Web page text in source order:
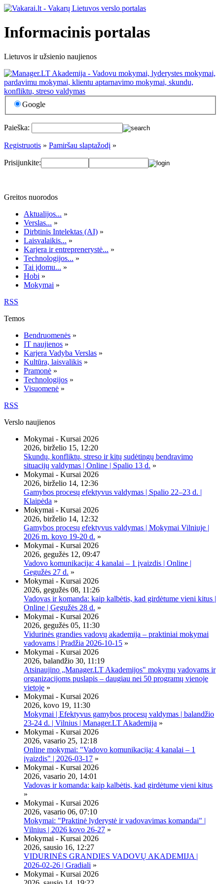
Informacinis portalas
Lietuvos ir užsienio naujienos
Google
Paieška:
Registruotis » Pamiršau slaptažodį »
Prisijunkite:
Greitos nuorodos
Aktualijos... »
Verslas... »
Dirbtinis Intelektas (AI) »
Laisvalaikis... »
Karjera ir entreprenerystė... »
Technologijos... »
Tai įdomu... »
Hobi »
Mokymai »
RSS
Temos
Bendruomenės »
IT naujienos »
Karjera Vadyba Verslas »
Kultūra, laisvalikis »
Pramonė »
Technologijos »
Visuomenė »
RSS
Verslo naujienos
Mokymai - Kursai 2026
2026, birželio 15, 12:20
Skundų, konfliktų, streso ir kitų sudėtingų bendravimo
situacijų valdymas | Online | Spalio 13 d. »
Mokymai - Kursai 2026
2026, birželio 14, 12:36
Gamybos procesų efektyvus valdymas | Spalio 22–23 d. |
Klaipėda »
Mokymai - Kursai 2026
2026, birželio 14, 12:32
Gamybos procesų efektyvus valdymas | Mokymai Vilniuje |
2026 m. kovo 19-20 d. »
Mokymai - Kursai 2026
2026, gegužės 12, 09:47
Vadovo komunikacija: 4 kanalai – 1 įvaizdis | Online |
Gegužės 27 d. »
Mokymai - Kursai 2026
2026, gegužės 08, 11:26
Vadovas ir komanda: kaip kalbėtis, kad girdėtume vieni kitus |
Online | Gegužės 28 d. »
Mokymai - Kursai 2026
2026, gegužės 05, 11:30
Vidurinės grandies vadovų akademija – praktiniai mokymai
vadovams | Pradžia 2026-10-15 »
Mokymai - Kursai 2026
2026, balandžio 30, 11:19
Atsinaujino „Manager.LT Akademijos" mokymų vadovams ir
organizacijoms puslapis – daugiau nei 50 programų vienoje
vietoje »
Mokymai - Kursai 2026
2026, kovo 19, 11:30
Mokymai | Efektyvus gamybos procesų valdymas | balandžio
23-24 d. | Vilnius | Manager.LT Akademija »
Mokymai - Kursai 2026
2026, vasario 25, 12:18
Online mokymai: "Vadovo komunikacija: 4 kanalai – 1
įvaizdis" | 2026-03-17 »
Mokymai - Kursai 2026
2026, vasario 20, 14:01
Vadovas ir komanda: kaip kalbėtis, kad girdėtume vieni kitus
»
Mokymai - Kursai 2026
2026, vasario 06, 07:10
Mokymai: "Praktinė lyderystė ir vadovavimas komandai" |
Vilnius | 2026 kovo 26-27 »
Mokymai - Kursai 2026
2026, sausio 16, 12:27
VIDURINĖS GRANDIES VADOVŲ AKADEMIJA |
2026-02-26 | Gradiali »
Mokymai - Kursai 2026